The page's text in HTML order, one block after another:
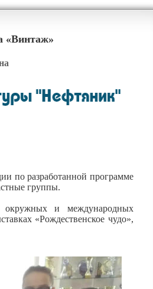
«Винтаж»
по разработанной программе
группы.
окружных и международных
«Рождественское чудо»,